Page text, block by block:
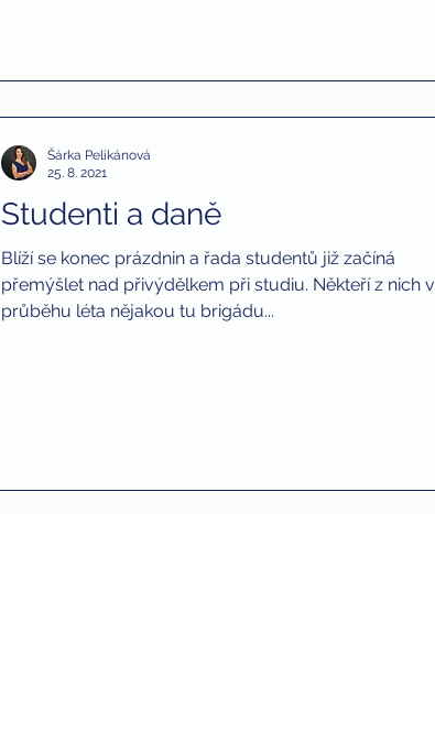
Studenti a daně
Blíží se konec prázdnin a řada studentů již začíná
přemýšlet nad přivýdělkem při studiu. Někteří z nich v
průběhu léta nějakou tu brigádu...
Šárka Pelikánová
25. 8. 2021